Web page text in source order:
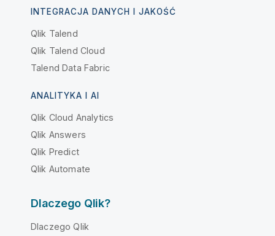
INTEGRACJA DANYCH I JAKOŚĆ
Qlik Talend
Qlik Talend Cloud
Talend Data Fabric
ANALITYKA I AI
Qlik Cloud Analytics
Qlik Answers
Qlik Predict
Qlik Automate
Dlaczego Qlik?
Dlaczego Qlik